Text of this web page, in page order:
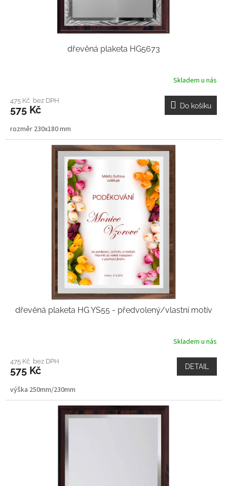
dřevěná plaketa HG5673
Skladem u nás
475 Kč bez DPH
575 Kč Do košíku
rozměr 230x180 mm
dřevěná plaketa HG YS55 - předvolený/vlastní motív
Skladem u nás
475 Kč bez DPH
575 Kč DETAIL
výška 250mm/230mm